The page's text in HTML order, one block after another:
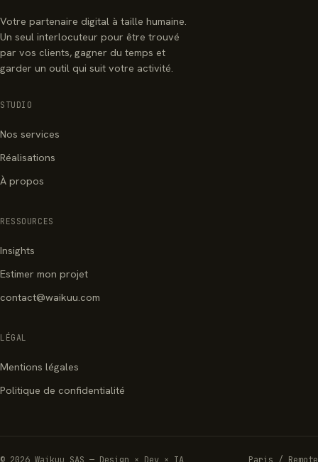
Votre partenaire digital à taille humaine.
Un seul interlocuteur pour être trouvé
par vos clients, gagner du temps et
garder un outil qui suit votre activité.
STUDIO
Nos services
Réalisations
À propos
RESSOURCES
Insights
Estimer mon projet
contact@waikuu.com
LÉGAL
Mentions légales
Politique de confidentialité